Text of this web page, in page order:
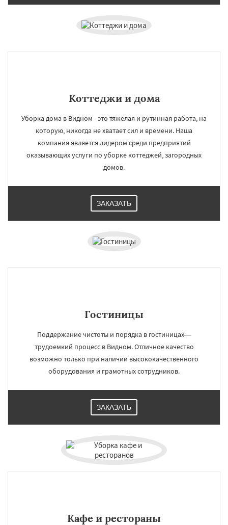
Коттеджи и дома
Уборка дома в Видном - это тяжелая и рутинная работа, на
которую, никогда не хватает сил и времени. Наша
компания является лидером среди предприятий
оказывающих услуги по уборке коттеджей, загородных
домов.
ЗАКАЗАТЬ
Гостиницы
Поддержание чистоты и порядка в гостиницах—
трудоемкий процесс в Видном. Отличное качество
возможно только при наличии высококачественного
оборудования и грамотных сотрудников.
ЗАКАЗАТЬ
Кафе и рестораны